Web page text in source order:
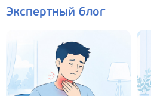
Экспертный блог